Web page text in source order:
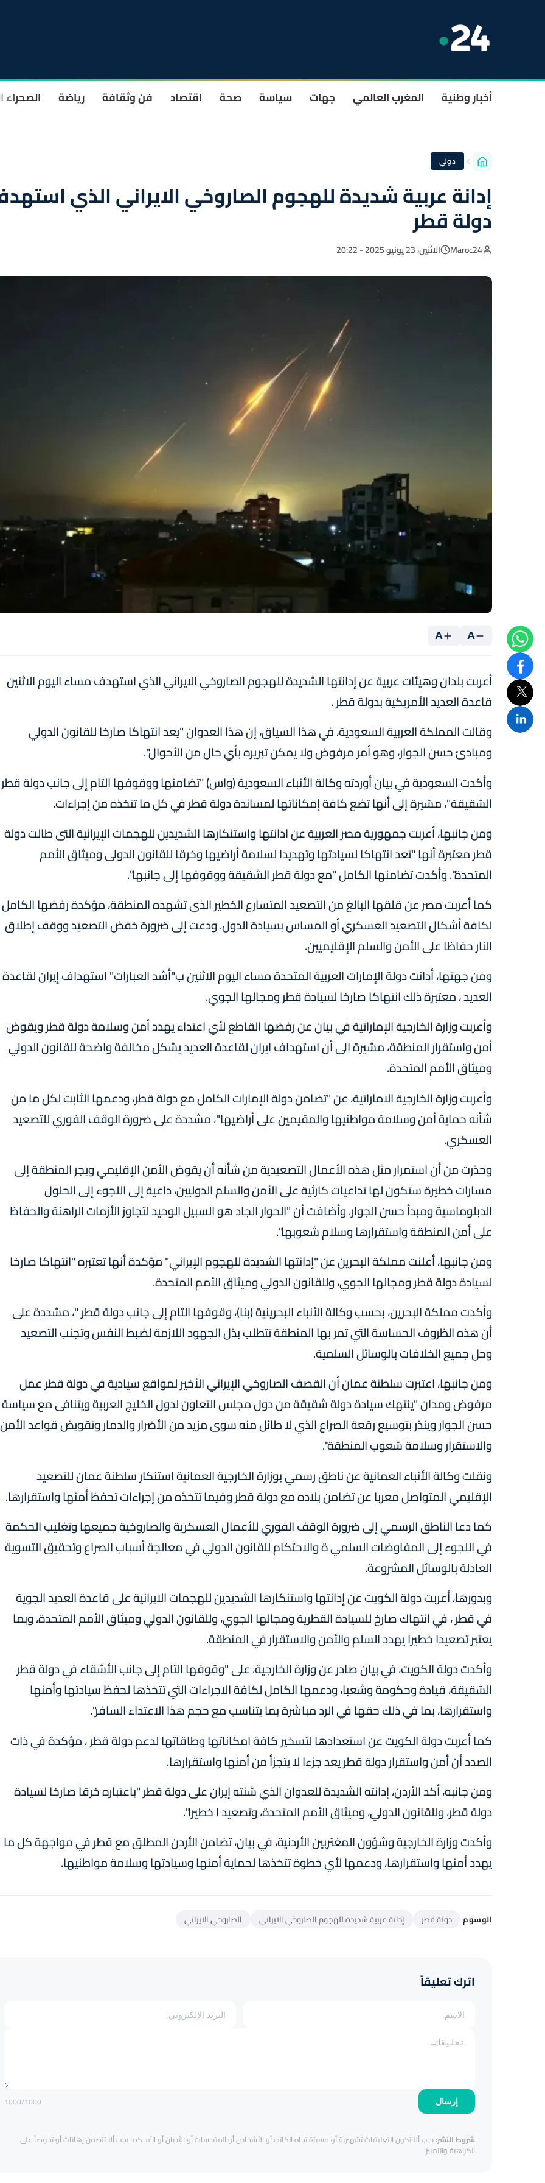
أخبار وطنية المغرب العالمي جهات سياسة صحة اقتصاد فن وثقافة رياضة الصحراء
دولي
إدانة عربية شديدة للهجوم الصاروخي الايراني الذي
دولة قطر
Maroc24 الاثنين، 23 يونيو 2025 - 20:22
A
A
أعربت بلدان وهيئات عربية عن إدانتها الشديدة للهجوم الصاروخي الايراني الذي استهدف مساء اليوم الاثنين
قاعدة العديد الأمريكية بدولة قطر .
وقالت المملكة العربية السعودية، في هذا السياق، إن هذا العدوان "يعد انتهاكا صارخا للقانون الدولي
ومبادئ حسن الجوار، وهو أمر مرفوض ولا يمكن تبريره بأي حال من الأحوال".
وأكدت السعودية في بيان أوردته وكالة الأنباء السعودية (واس) "تضامنها ووقوفها التام إلى جانب دولة قطر
الشقيقة"، مشيرة إلى أنها تضع كافة إمكاناتها لمساندة دولة قطر في كل ما تتخذه من إجراءات.
ومن جانبها، أعربت جمهورية مصر العربية عن ادانتها واستنكارها الشديدين للهجمات الإيرانية التى طالت دولة
قطر معتبرة أنها "تعد انتهاكا لسيادتها وتهديدا لسلامة أراضيها وخرقا للقانون الدولى وميثاق الأمم
المتحدة". وأكدت تضامنها الكامل "مع دولة قطر الشقيقة ووقوفها إلى جانبها".
كما أعربت مصر عن قلقها البالغ من التصعيد المتسارع الخطير الذى تشهده المنطقة، مؤكدة رفضها الكامل
لكافة أشكال التصعيد العسكري أو المساس بسيادة الدول. ودعت إلى ضرورة خفض التصعيد ووقف إطلاق
النار حفاظا على الأمن والسلم الإقليميين.
ومن جهتها، أدانت دولة الإمارات العربية المتحدة مساء اليوم الاثنين ب"أشد العبارات" استهداف إيران لقاعدة
العديد ، معتبرة ذلك انتهاكا صارخا لسيادة قطر ومجالها الجوي.
وأعربت وزارة الخارجية الإماراتية في بيان عن رفضها القاطع لأي اعتداء يهدد أمن وسلامة دولة قطر ويقوض
أمن واستقرار المنطقة، مشيرة الى أن استهداف ايران لقاعدة العديد يشكل مخالفة واضحة للقانون الدولي
وميثاق الأمم المتحدة.
وأعربت وزارة الخارجية الاماراتية، عن "تضامن دولة الإمارات الكامل مع دولة قطر، ودعمها الثابت لكل ما من
شأنه حماية أمن وسلامة مواطنيها والمقيمين على أراضيها"، مشددة على ضرورة الوقف الفوري للتصعيد
العسكري.
وحذرت من أن استمرار مثل هذه الأعمال التصعيدية من شأنه أن يقوض الأمن الإقليمي ويجر المنطقة إلى
مسارات خطيرة ستكون لها تداعيات كارثية على الأمن والسلم الدوليين، داعية إلى اللجوء إلى الحلول
الدبلوماسية ومبدأ حسن الجوار. وأضافت أن "الحوار الجاد هو السبيل الوحيد لتجاوز الأزمات الراهنة والحفاظ
على أمن المنطقة واستقرارها وسلام شعوبها".
ومن جانبها، أعلنت مملكة البحرين عن "إدانتها الشديدة للهجوم الإيراني" مؤكدة أنها تعتبره "انتهاكا صارخا
لسيادة دولة قطر ومجالها الجوي، وللقانون الدولي وميثاق الأمم المتحدة.
وأكدت مملكة البحرين، بحسب وكالة الأنباء البحرينية (بنا)، وقوفها التام إلى جانب دولة قطر "، مشددة على
أن هذه الظروف الحساسة التي تمر بها المنطقة تتطلب بذل الجهود اللازمة لضبط النفس وتجنب التصعيد
وحل جميع الخلافات بالوسائل السلمية.
ومن جانبها، اعتبرت سلطنة عمان أن القصف الصاروخي الإيراني الأخير لمواقع سيادية في دولة قطر عمل
مرفوض ومدان "ينتهك سيادة دولة شقيقة من دول مجلس التعاون لدول الخليج العربية ويتنافى مع سياسة
حسن الجوار وينذر بتوسيع رقعة الصراع الذي لا طائل منه سوى مزيد من الأضرار والدمار وتقويض قواعد الأمن
والاستقرار وسلامة شعوب المنطقة".
ونقلت وكالة الأنباء العمانية عن ناطق رسمي بوزارة الخارجية العمانية استنكار سلطنة عمان للتصعيد
الإقليمي المتواصل معربا عن تضامن بلاده مع دولة قطر وفيما تتخذه من إجراءات تحفظ أمنها واستقرارها.
كما دعا الناطق الرسمي إلى ضرورة الوقف الفوري للأعمال العسكرية والصاروخية جميعها وتغليب الحكمة
في اللجوء إلى المفاوضات السلمي ة والاحتكام للقانون الدولي في معالجة أسباب الصراع وتحقيق التسوية
العادلة بالوسائل المشروعة.
وبدورها، أعربت دولة الكويت عن إدانتها واستنكارها الشديدين للهجمات الايرانية على قاعدة العديد الجوية
في قطر ، في انتهاك صارخ للسيادة القطرية ومجالها الجوي، وللقانون الدولي وميثاق الأمم المتحدة، وبما
يعتبر تصعيدا خطيرا يهدد السلم والأمن والاستقرار في المنطقة.
وأكدت دولة الكويت، في بيان صادر عن وزارة الخارجية، على "وقوفها التام إلى جانب الأشقاء في دولة قطر
الشقيقة، قيادة وحكومة وشعبا، ودعمها الكامل لكافة الاجراءات التي تتخذها لحفظ سيادتها وأمنها
واستقرارها، بما في ذلك حقها في الرد مباشرة بما يتناسب مع حجم هذا الاعتداء السافر".
كما أعربت دولة الكويت عن استعدادها لتسخير كافة امكاناتها وطاقاتها لدعم دولة قطر ، مؤكدة في ذات
الصدد أن أمن واستقرار دولة قطر يعد جزءا لا يتجزأ من أمنها واستقرارها.
ومن جانبه، أكد الأردن، إدانته الشديدة للعدوان الذي شنته إيران على دولة قطر "باعتباره خرقا صارخا لسيادة
دولة قطر، وللقانون الدولي، وميثاق الأمم المتحدة، وتصعيد ا خطيرا".
وأكدت وزارة الخارجية وشؤون المغتربين الأردنية، في بيان، تضامن الأردن المطلق مع قطر في مواجهة كل ما
يهدد أمنها واستقرارها، ودعمها لأي خطوة تتخذها لحماية أمنها وسيادتها وسلامة مواطنيها.
الوسوم دولة قطر إدانة عربية شديدة للهجوم الصاروخي الايراني الصاروخي الايراني
اترك تعليقاً
إرسال 1000/1000
شروط النشر:يجب ألا تكون التعليقات تشهيرية أو مسيئة تجاه الكاتب أو الأشخاص أو المقدسات أو الأديان أو الله. كما يجب ألا تتضمن إهانات أو تحريضاً على
الكراهية والتمييز.